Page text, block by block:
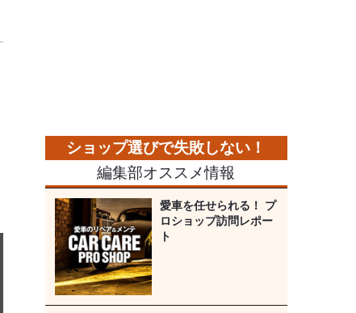
編集部オススメ情報
愛車を任せられる！ プ
ロショップ訪問レポー
ト